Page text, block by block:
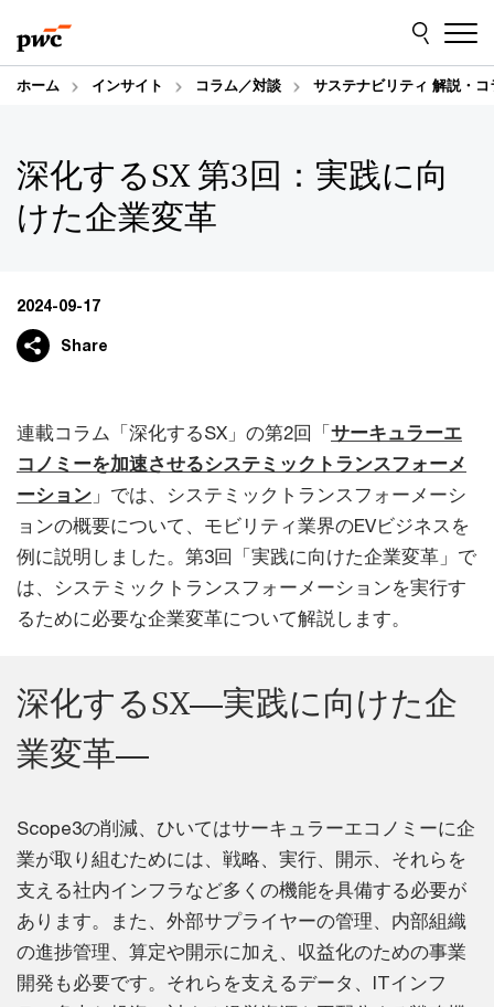
to
content
to
footer
ホーム インサイト コラム／対談 サステナビリティ 解説・コ
深化するSX 第3回：実践に向
けた企業変革
2024-09-17
Share
連載コラム「深化するSX」の第2回「 サーキュラーエ
コノミーを加速させるシステミックトランスフォーメ
ーション 」では、システミックトランスフォーメーシ
ョンの概要について、モビリティ業界のEVビジネスを
例に説明しました。第3回「実践に向けた企業変革」で
は、システミックトランスフォーメーションを実行す
るために必要な企業変革について解説します。
深化するSX―実践に向けた企
業変革―
Scope3の削減、ひいてはサーキュラーエコノミーに企
業が取り組むためには、戦略、実行、開示、それらを
支える社内インフラなど多くの機能を具備する必要が
あります。また、外部サプライヤーの管理、内部組織
の進捗管理、算定や開示に加え、収益化のための事業
開発も必要です。それらを支えるデータ、ITインフ